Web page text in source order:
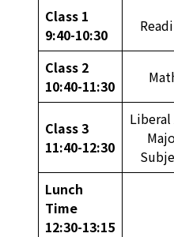
Class 1
9:40-10:30
Class 2
10:40-11:30
Class 3
11:40-12:30
Liberal
Lunch
Time
12:30-13:15